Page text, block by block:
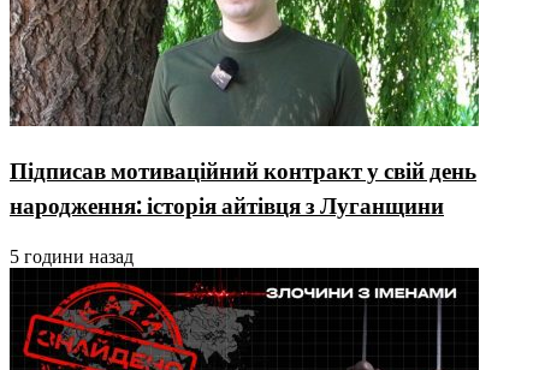
Підписав мотиваційний контракт у свій день
народження: історія айтівця з Луганщини
5 години назад